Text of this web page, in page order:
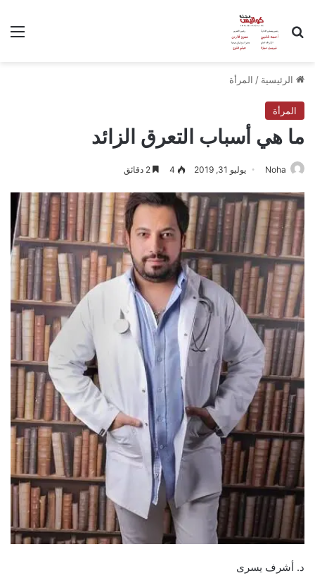
بحث عن
الرئيسية / المرأة
المرأة
ما هي أسباب التعرق الزائد
Noha يوليو 31, 2019 4
د. أشرف يسرى